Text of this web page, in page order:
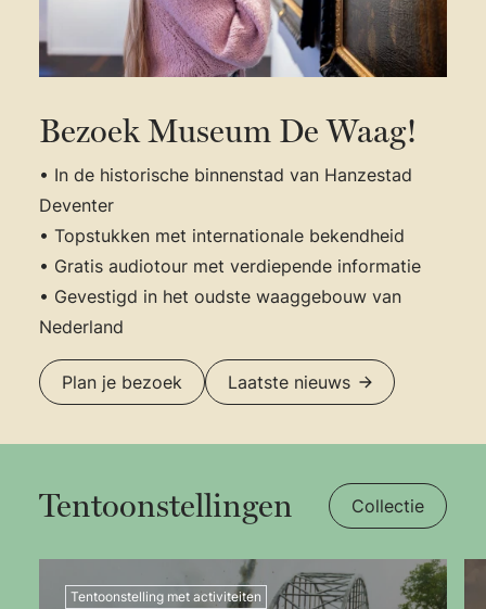
Bezoek Museum De Waag!
• In de historische binnenstad van Hanzestad
Deventer
• Topstukken met internationale bekendheid
• Gratis audiotour met verdiepende informatie
• Gevestigd in het oudste waaggebouw van
Nederland
Plan je bezoek Laatste nieuws
Tentoonstellingen Collectie
Tentoonstelling met activiteiten